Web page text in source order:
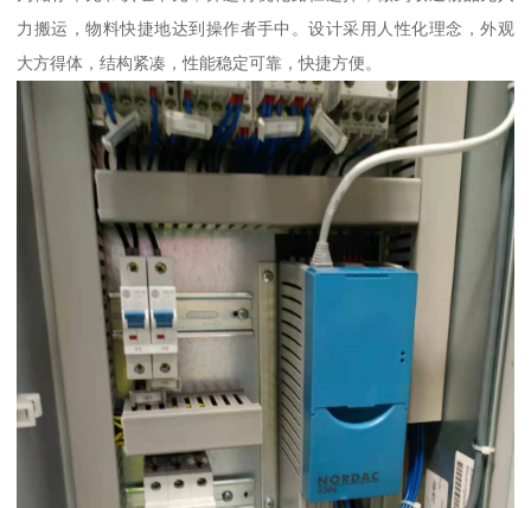
力搬运，物料快捷地达到操作者手中。设计采用人性化理念，外观
大方得体，结构紧凑，性能稳定可靠，快捷方便。